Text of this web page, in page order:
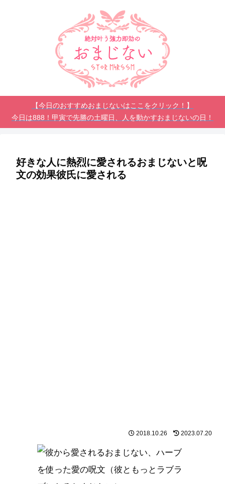
【今日のおすすめおまじないはここをクリック！】
今日は888！甲寅で先勝の土曜日、人を動かすおまじないの日！
好きな人に熱烈に愛されるおまじないと呪
文の効果彼氏に愛される
2018.10.26 2023.07.20